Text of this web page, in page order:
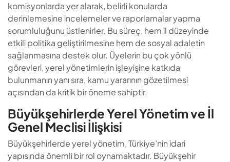
komisyonlarda yer alarak, belirli konularda
derinlemesine incelemeler ve raporlamalar yapma
sorumluluğunu üstlenirler. Bu süreç, hem il düzeyinde
etkili politika geliştirilmesine hem de sosyal adaletin
sağlanmasına destek olur. Üyelerin bu çok yönlü
görevleri, yerel yönetimlerin işleyişine katkıda
bulunmanın yanı sıra, kamu yararının gözetilmesi
açısından da kritik bir öneme sahiptir.
Büyükşehirlerde Yerel Yönetim ve İl
Genel Meclisi İlişkisi
Büyükşehirlerde yerel yönetim, Türkiye’nin idari
yapısında önemli bir rol oynamaktadır. Büyükşehir